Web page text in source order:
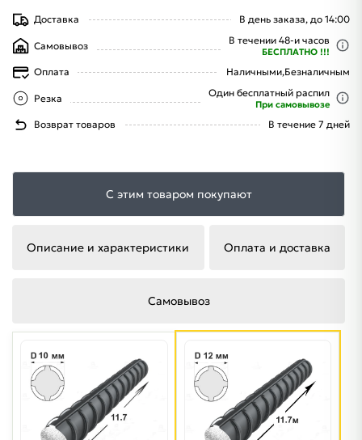
Доставка В день заказа, до 14:00
Самовывоз В течении 48-и часов
БЕСПЛАТНО !!!
Оплата Наличными,Безналичным
Резка Один бесплатный распил
При самовывозе
Возврат товаров В течение 7 дней
С этим товаром покупают
Описание и характеристики Оплата и доставка
Самовывоз